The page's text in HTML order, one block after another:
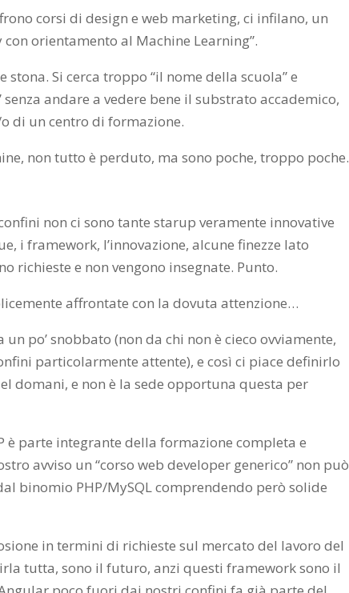
corsi di design e web marketing, ci infilano, un
con orientamento al Machine Learning”.
stona. Si cerca troppo “il nome della scuola” e
andare a vedere bene il substrato accademico,
di un centro di formazione.
non tutto è perduto, ma sono poche, troppo poche.
non ci sono tante starup veramente innovative
i framework, l’innovazione, alcune finezze lato
richieste e non vengono insegnate. Punto.
affrontate con la dovuta attenzione…
po’ snobbato (non da chi non è cieco ovviamente,
particolarmente attente), e così ci piace definirlo
domani, e non è la sede opportuna questa per
è parte integrante della formazione completa e
avviso un “corso web developer generico” non può
binomio PHP/MySQL comprendendo però solide
in termini di richieste sul mercato del lavoro del
tutta, sono il futuro, anzi questi framework sono il